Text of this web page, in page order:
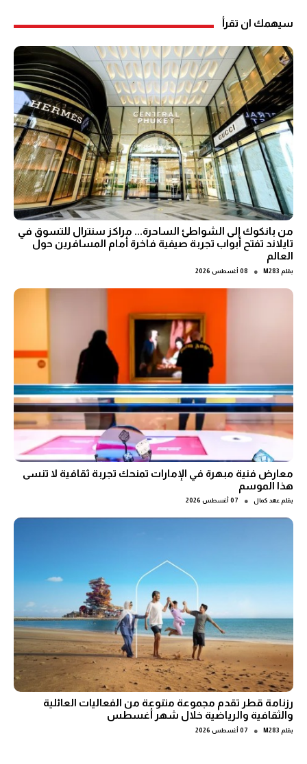
سيهمك ان تقرأ
من بانكوك إلى الشواطئ الساحرة... مراكز سنترال للتسوق في
تايلاند تفتح أبواب تجربة صيفية فاخرة أمام المسافرين حول
العالم
بقلم M283
● 08 أغسطس 2026
معارض فنية مبهرة في الإمارات تمنحك تجربة ثقافية لا تنسى
هذا الموسم
بقلم عهد كمال ● 07 أغسطس 2026
رزنامة قطر تقدم مجموعة متنوعة من الفعاليات العائلية
والثقافية والرياضية خلال شهر أغسطس
بقلم M283
● 07 أغسطس 2026